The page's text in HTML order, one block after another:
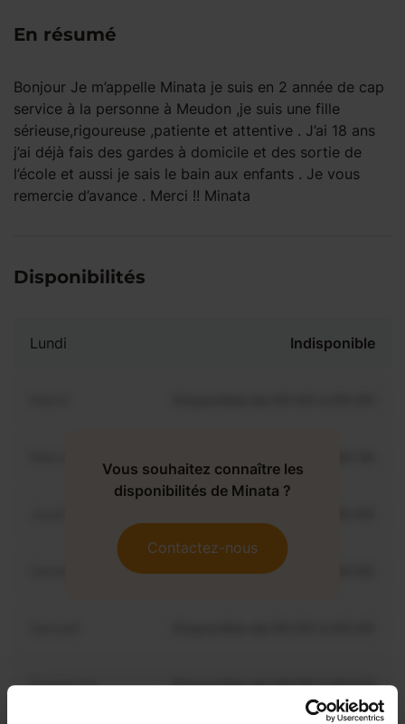
En résumé
Bonjour Je m’appelle Minata je suis en 2 année de cap
service à la personne à Meudon ,je suis une fille
sérieuse,rigoureuse ,patiente et attentive . J’ai 18 ans
j’ai déjà fais des gardes à domicile et des sortie de
l’école et aussi je sais le bain aux enfants . Je vous
remercie d’avance . Merci !! Minata
Disponibilités
Lundi Indisponible
Disponible de 00:00 à 00:00
Dimanche Disponible de 00:00 à 00:00
Vous souhaitez connaître les
disponibilités de Minata ?
Contactez-nous